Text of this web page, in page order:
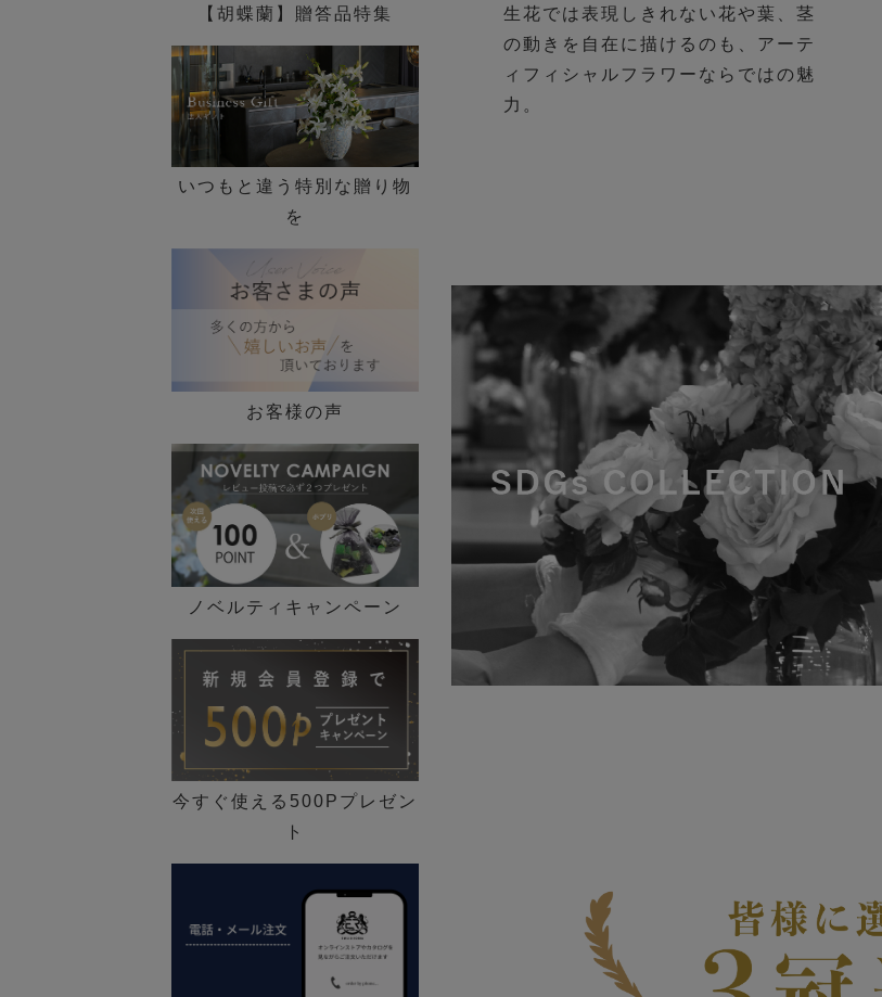
生花では表現しきれない花や葉、茎
の動きを自在に描けるのも、アーテ
ィフィシャルフラワーならではの魅
力。
【胡蝶蘭】贈答品特集
いつもと違う特別な贈り物
を
お客様の声
ノベルティキャンペーン
今すぐ使える500Pプレゼン
ト